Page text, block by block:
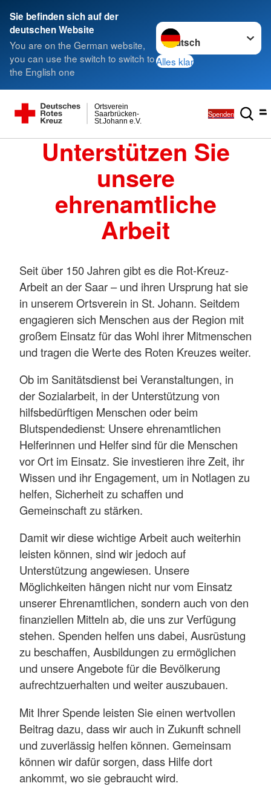
Sie befinden sich auf der
deutschen Website
You are on the German website,
you can use the switch to switch to
the English one
Sprache wechseln zu
Alles klar
St.Johann e.V.
Saarbrücken-
Ortsverein
Spenden
Unterstützen Sie
unsere
ehrenamtliche
Arbeit
Seit über 150 Jahren gibt es die Rot-Kreuz-
Arbeit an der Saar – und ihren Ursprung hat sie
in unserem Ortsverein in St. Johann. Seitdem
engagieren sich Menschen aus der Region mit
großem Einsatz für das Wohl ihrer Mitmenschen
und tragen die Werte des Roten Kreuzes weiter.
Ob im Sanitätsdienst bei Veranstaltungen, in
der Sozialarbeit, in der Unterstützung von
hilfsbedürftigen Menschen oder beim
Blutspendedienst: Unsere ehrenamtlichen
Helferinnen und Helfer sind für die Menschen
vor Ort im Einsatz. Sie investieren ihre Zeit, ihr
Wissen und ihr Engagement, um in Notlagen zu
helfen, Sicherheit zu schaffen und
Gemeinschaft zu stärken.
Damit wir diese wichtige Arbeit auch weiterhin
leisten können, sind wir jedoch auf
Unterstützung angewiesen. Unsere
Möglichkeiten hängen nicht nur vom Einsatz
unserer Ehrenamtlichen, sondern auch von den
finanziellen Mitteln ab, die uns zur Verfügung
stehen. Spenden helfen uns dabei, Ausrüstung
zu beschaffen, Ausbildungen zu ermöglichen
und unsere Angebote für die Bevölkerung
aufrechtzuerhalten und weiter auszubauen.
Mit Ihrer Spende leisten Sie einen wertvollen
Beitrag dazu, dass wir auch in Zukunft schnell
und zuverlässig helfen können. Gemeinsam
können wir dafür sorgen, dass Hilfe dort
ankommt, wo sie gebraucht wird.